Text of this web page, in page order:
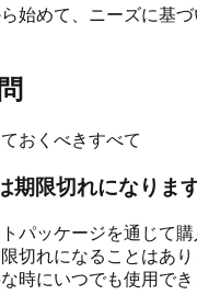
始めて、ニーズに基
おくべきすべて
期限切れになりま
パッケージを通じて
切れになることはあ
時にいつでも使用でき